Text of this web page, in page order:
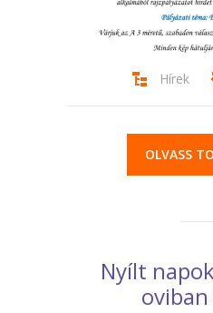
Hírek
OLVASS
Nyílt